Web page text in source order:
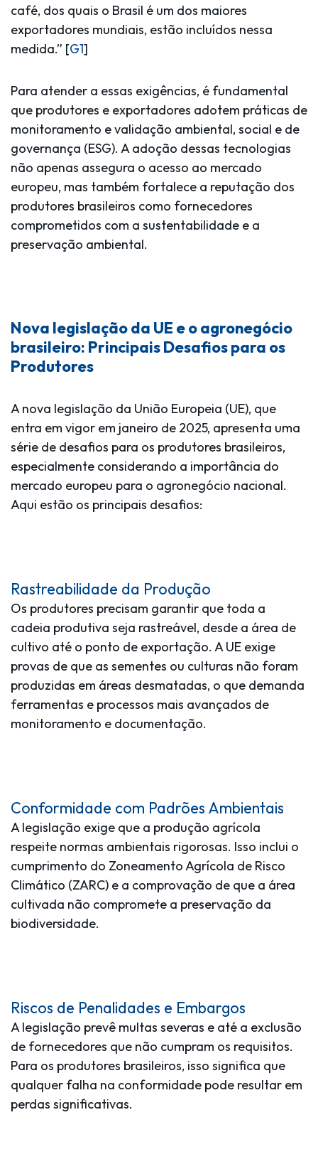
café, dos quais o Brasil é um dos maiores
exportadores mundiais, estão incluídos nessa
medida.” [G1]
Para atender a essas exigências, é fundamental
que produtores e exportadores adotem práticas de
monitoramento e validação ambiental, social e de
governança (ESG). A adoção dessas tecnologias
não apenas assegura o acesso ao mercado
europeu, mas também fortalece a reputação dos
produtores brasileiros como fornecedores
comprometidos com a sustentabilidade e a
preservação ambiental.
Nova legislação da UE e o agronegócio
brasileiro: Principais Desafios para os
Produtores
A nova legislação da União Europeia (UE), que
entra em vigor em janeiro de 2025, apresenta uma
série de desafios para os produtores brasileiros,
especialmente considerando a importância do
mercado europeu para o agronegócio nacional.
Aqui estão os principais desafios:
Rastreabilidade da Produção
Os produtores precisam garantir que toda a
cadeia produtiva seja rastreável, desde a área de
cultivo até o ponto de exportação. A UE exige
provas de que as sementes ou culturas não foram
produzidas em áreas desmatadas, o que demanda
ferramentas e processos mais avançados de
monitoramento e documentação.
Conformidade com Padrões Ambientais
A legislação exige que a produção agrícola
respeite normas ambientais rigorosas. Isso inclui o
cumprimento do Zoneamento Agrícola de Risco
Climático (ZARC) e a comprovação de que a área
cultivada não compromete a preservação da
biodiversidade.
Riscos de Penalidades e Embargos
A legislação prevê multas severas e até a exclusão
de fornecedores que não cumpram os requisitos.
Para os produtores brasileiros, isso significa que
qualquer falha na conformidade pode resultar em
perdas significativas.